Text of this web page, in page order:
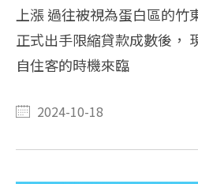
上漲 過往被視為蛋白區的
正式出手限縮貸款成數後，
自住客的時機來臨
2024-10-18